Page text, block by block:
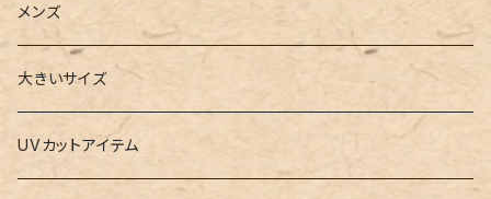
3点セット
4点セット
5点セット
カードケース
キーケース
メガネチェーン
ヨガグッズ
ヨガマット
Girls
水着
バレー
Boys
水着
グッズ
メンズ
大きいサイズ
UVカットアイテム